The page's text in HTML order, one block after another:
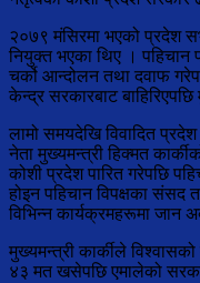
२०७९ मंसिरमा भएको प्रदेश
नियुक्त भएका थिए । पहिचान
चर्को आन्दोलन तथा दवाफ
केन्द्र सरकारबाट
लामो समयदेखि विवादित
नेता मुख्यमन्त्री हिक्मत
कोशी प्रदेश पारित गरेपछि
होइन पहिचान विपक्षका संसद
विभिन्न कार्यक्रमहरूमा जान
मुख्यमन्त्री कार्कीले
४३ मत खसेपछि एमालेको